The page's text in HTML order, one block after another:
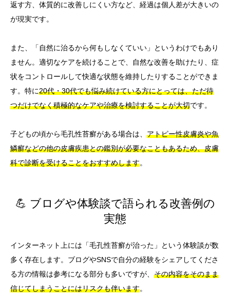
返す方、体質的に改善しにくい方など、経過は個人差が大きいの
が現実です。
また、「自然に治るから何もしなくていい」というわけでもあり
ません。適切なケアを続けることで、自然な改善を助けたり、症
状をコントロールして快適な状態を維持したりすることができま
す。特に20代・30代でも悩み続けている方にとっては、ただ待
つだけでなく積極的なケアや治療を検討することが大切です。
子どもの頃から毛孔性苔癬がある場合は、 アトピー性皮膚炎や魚
鱗癬などの他の皮膚疾患との鑑別が必要なこともあるため、皮膚
科で診断を受けることをおすすめします。
💪 ブログや体験談で語られる改善例の
実態
インターネット上には「毛孔性苔癬が治った」という体験談が数
多く存在します。ブログやSNSで自分の経験をシェアしてくださ
る方の情報は参考になる部分も多いですが、 その内容をそのまま
信じてしまうことにはリスクも伴います。